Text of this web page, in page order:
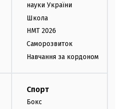
науки України
Школа
НМТ 2026
Саморозвиток
Навчання за кордоном
Спорт
Бокс